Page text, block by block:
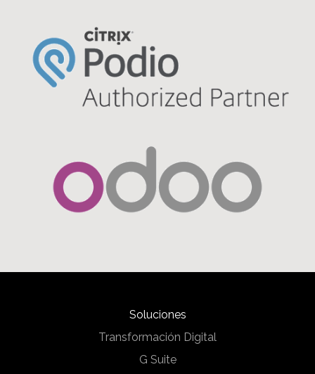
Soluciones
Transformación Digital
G Suite